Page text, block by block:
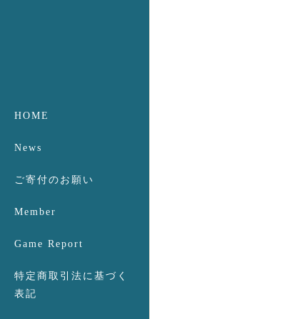
HOME
News
ご寄付のお願い
Member
Game Report
特定商取引法に基づく
表記